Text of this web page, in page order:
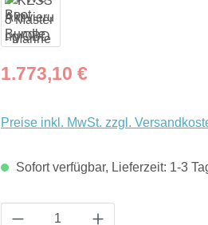
Regulärer Preis:
1.773,10 €
Preise inkl. MwSt. zzgl.
Sofort verfügbar, Lieferzeit: 1-3
Produkt Anzahl: Gib den